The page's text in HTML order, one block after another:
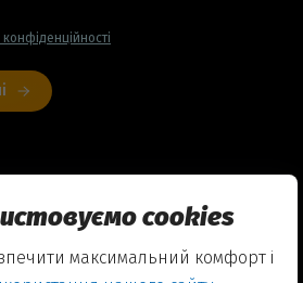
cookies
максимальний комфорт і